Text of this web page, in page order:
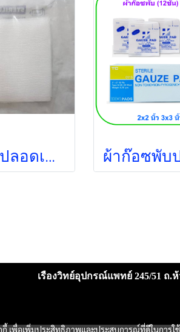
ผ้าก๊อซพับปลอดเชื้อ 4x4 นิ้ว (5ชิ้น/ซอง) (Thai Gauze) (exp 12-2026)
เรืองวิทย์อุปกรณ์แพทย์ 245/51 ถ.ห้
กี้ เพื่อเพิ่มประสิทธิภาพและประสบการณ์ที่ดีในการใ